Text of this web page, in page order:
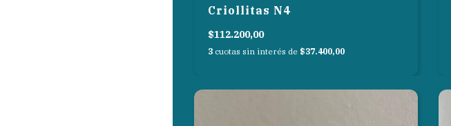
Criollitas N4
$112.200,00
3 cuotas sin interés de $37.400,00